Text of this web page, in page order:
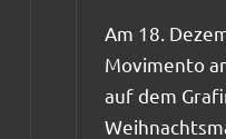
Am 18.
Movimento
auf dem